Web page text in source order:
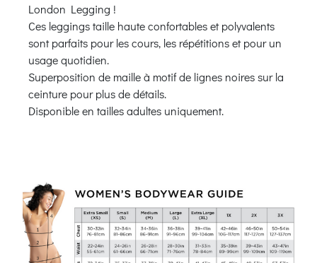
London Legging !
Ces leggings taille haute confortables et polyvalents
sont parfaits pour les cours, les répétitions et pour un
usage quotidien.
Superposition de maille à motif de lignes noires sur la
ceinture pour plus de détails.
Disponible en tailles adultes uniquement.